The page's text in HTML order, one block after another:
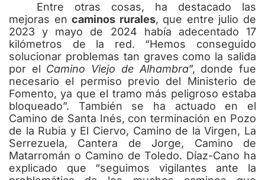
Entre otras cosas, ha destacado las
mejoras encaminos rurales, que entre julio de
2023 y mayo de 2024 había adecentado 17
kilómetros de la red. “Hemos conseguido
solucionar problemas tan graves como la salida
por el Camino Viejo de Alhambra”, donde fue
necesario el permiso previo del Ministerio de
Fomento, ya que el tramo más peligroso estaba
bloqueado”. También se ha actuado en el
Camino de Santa Inés, con terminación en Pozo
de la Rubia y El Ciervo, Camino de la Virgen, La
Serrezuela, Cantera de Jorge, Camino de
Matarromán o Camino de Toledo. Díaz-Cano ha
explicado que “seguimos vigilantes ante la